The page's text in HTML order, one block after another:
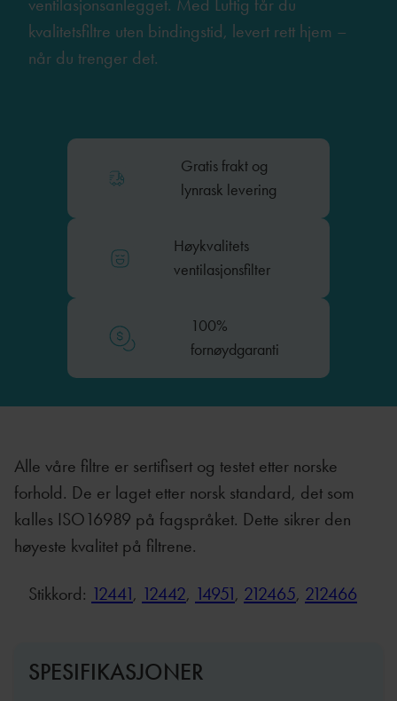
kvalitetsfiltre uten bindingstid, levert rett hjem –
når du trenger det.
Gratis frakt og
lynrask levering
Høykvalitets
ventilasjonsfilter
100%
fornøydgaranti
Alle våre filtre er sertifisert og testet etter norske
forhold. De er laget etter norsk standard, det som
kalles ISO16989 på fagspråket. Dette sikrer den
høyeste kvalitet på filtrene.
Stikkord: 12441, 12442, 14951, 212465, 212466
SPESIFIKASJONER